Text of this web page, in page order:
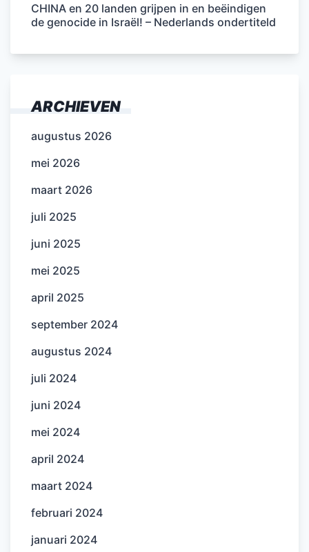
CHINA en 20 landen grijpen in en beëindigen
de genocide in Israël! – Nederlands ondertiteld
ARCHIEVEN
augustus 2026
mei 2026
maart 2026
juli 2025
juni 2025
mei 2025
april 2025
september 2024
augustus 2024
juli 2024
juni 2024
mei 2024
april 2024
maart 2024
februari 2024
januari 2024